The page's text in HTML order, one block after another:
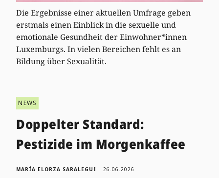
Die Ergebnisse einer aktuellen Umfrage geben
erstmals einen Einblick in die sexuelle und
emotionale Gesundheit der Einwohner*innen
Luxemburgs. In vielen Bereichen fehlt es an
Bildung über Sexualität.
NEWS
Doppelter Standard:
Pestizide im Morgenkaffee
MARÍA ELORZA SARALEGUI 26.06.2026